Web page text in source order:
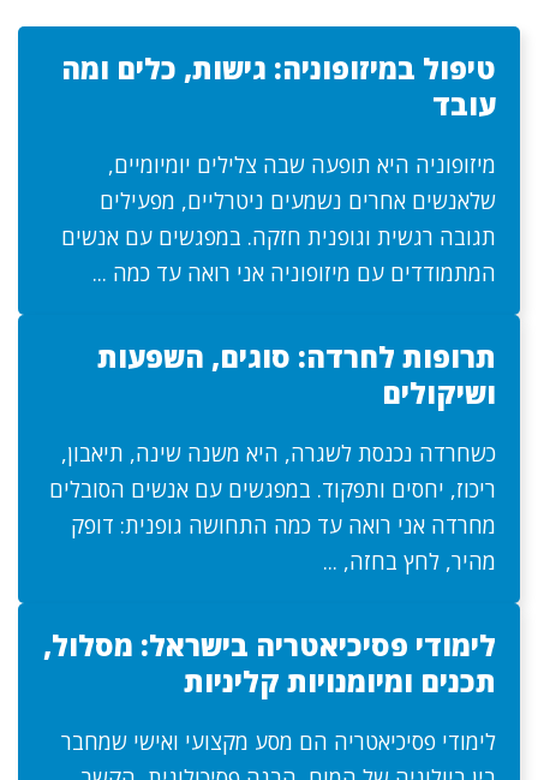
טיפול במיזופוניה: גישות, כלים ומה
עובד
מיזופוניה היא תופעה שבה צלילים יומיומיים,
שלאנשים אחרים נשמעים ניטרליים, מפעילים
תגובה רגשית וגופנית חזקה. במפגשים עם אנשים
המתמודדים עם מיזופוניה אני רואה עד כמה ...
תרופות לחרדה: סוגים, השפעות
ושיקולים
כשחרדה נכנסת לשגרה, היא משנה שינה, תיאבון,
ריכוז, יחסים ותפקוד. במפגשים עם אנשים הסובלים
מחרדה אני רואה עד כמה התחושה גופנית: דופק
מהיר, לחץ בחזה, ...
לימודי פסיכיאטריה בישראל: מסלול,
תכנים ומיומנויות קליניות
לימודי פסיכיאטריה הם מסע מקצועי ואישי שמחבר